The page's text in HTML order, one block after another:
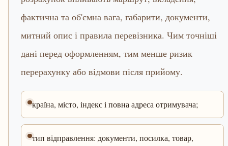
фактична та об'ємна вага, габарити, документи,
митний опис і правила перевізника. Чим точніші
дані перед оформленням, тим менше ризик
перерахунку або відмови після прийому.
країна, місто, індекс і повна адреса отримувача;
тип відправлення: документи, посилка, товар,